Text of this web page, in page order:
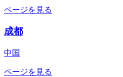
ページを見る
成都
中国
ページを見る